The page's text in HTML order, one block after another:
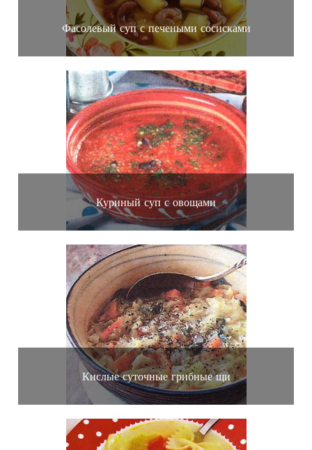
Фасолевый суп с печеными сосисками
Куриный суп с овощами
Кислые суточные грибные щи